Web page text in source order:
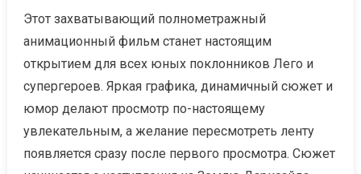
Этот захватывающий полнометражный
анимационный фильм станет настоящим
открытием для всех юных поклонников Лего и
супергероев. Яркая графика, динамичный сюжет и
юмор делают просмотр по-настоящему
увлекательным, а желание пересмотреть ленту
появляется сразу после первого просмотра. Сюжет